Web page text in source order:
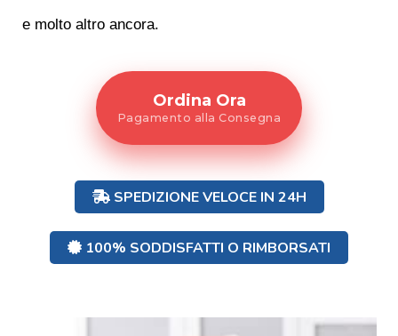
e molto altro ancora.
Ordina Ora
Pagamento alla Consegna
SPEDIZIONE VELOCE IN 24H
100% SODDISFATTI O RIMBORSATI